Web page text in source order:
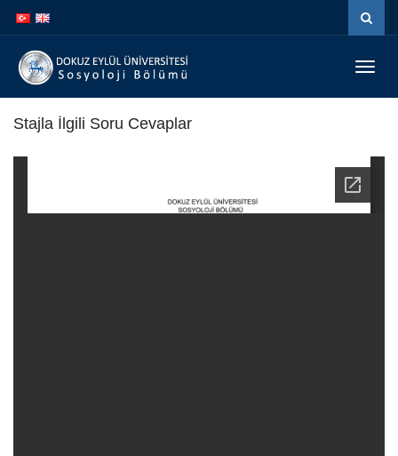
atla
atla
Stajla İlgili Soru Cevaplar